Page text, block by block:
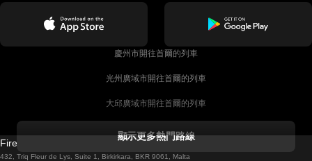
慶州市開往首爾的列車
光州廣域市開往首爾的列車
大邱廣域市開往首爾的列車
都柏林開往戈尔韦的列車
顯示更多熱門路線
Firebird GT Limited (OC 1451)
432, Triq Fleur de Lys, Suite 1, Birkirkara, BKR 9061, Malta